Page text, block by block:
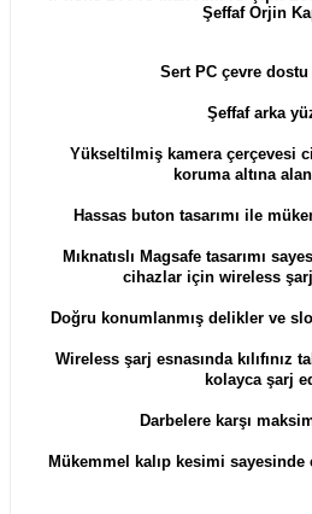
Şeffaf Orjin
Sert PC çevre dostu
Şeffaf arka
Yükseltilmiş kamera çerçevesi
koruma altına
Hassas buton tasarımı ile
Mıknatıslı Magsafe tasarımı
cihazlar için wireless
Doğru konumlanmış delikler ve
Wireless şarj esnasında kılıfınız
kolayca şarj
Darbelere karşı
Mükemmel kalıp kesimi sayesinde